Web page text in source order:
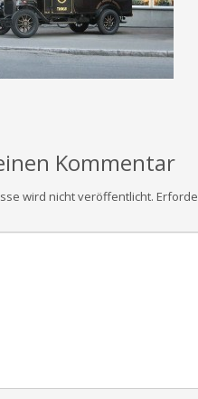
Kommentar
wird nicht veröffentlicht.